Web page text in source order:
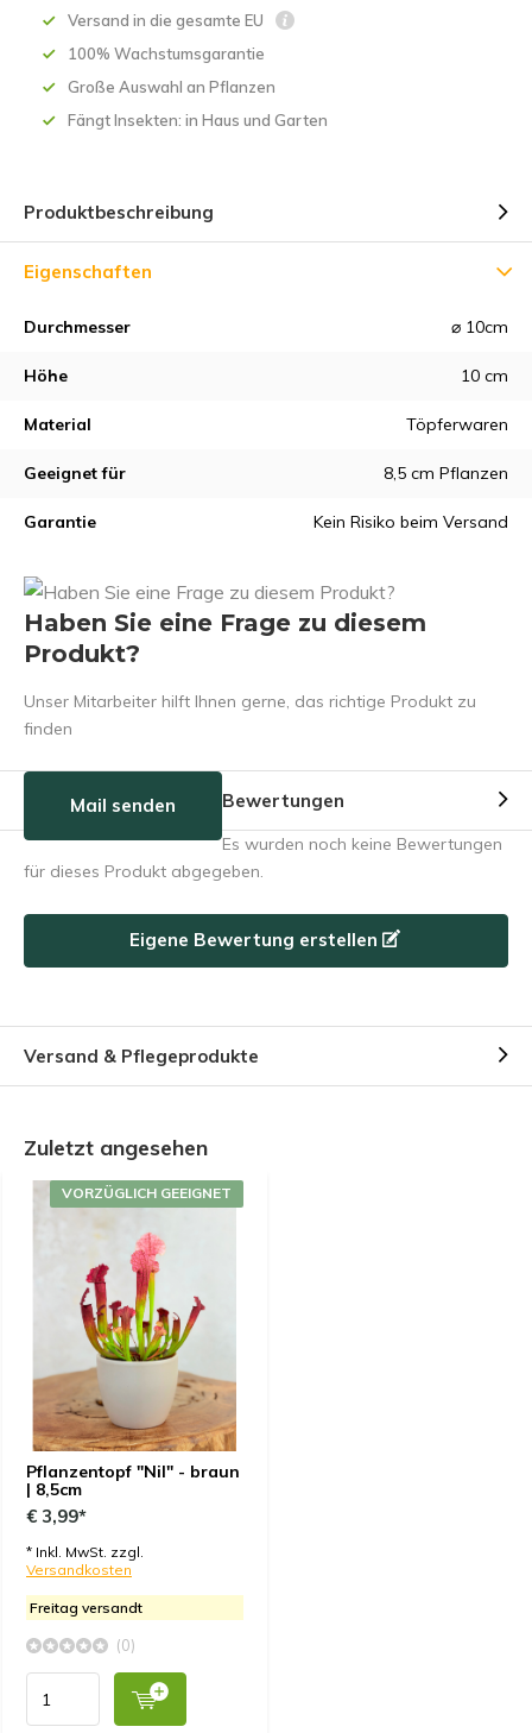
Versand in die gesamte EU
100% Wachstumsgarantie
Große Auswahl an Pflanzen
Fängt Insekten: in Haus und Garten
Produktbeschreibung
Eigenschaften
Durchmesser ⌀ 10cm
Höhe 10 cm
Material Töpferwaren
Geeignet für 8,5 cm Pflanzen
Garantie Kein Risiko beim Versand
Haben Sie eine Frage zu diesem
Produkt?
Unser Mitarbeiter hilft Ihnen gerne, das richtige Produkt zu
finden
Mail senden Bewertungen
Es wurden noch keine Bewertungen
für dieses Produkt abgegeben.
Eigene Bewertung erstellen
Versand & Pflegeprodukte
Zuletzt angesehen
Pflanzentopf "Nil" - braun
| 8,5cm
VORZÜGLICH GEEIGNET
€ 3,99*
* Inkl. MwSt. zzgl.
Versandkosten
Freitag versandt
(0)